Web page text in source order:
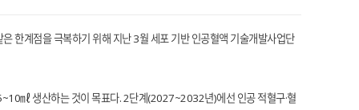
한계점을 극복하기 위해 지난 3월 세포 기반 인공혈액 기술개발사업단
㎖ 생산하는 것이 목표다. 2단계(2027~2032년)에선 인공 적혈구·혈